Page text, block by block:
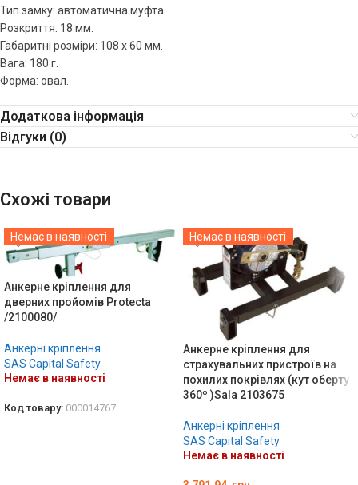
Тип замку: автоматична муфта.
Розкриття: 18 мм.
Габаритні розміри: 108 х 60 мм.
Вага: 180 г.
Форма: овал.
Додаткова інформація
Відгуки (0)
Схожі товари
Немає в наявності
Анкерне кріплення для
дверних пройомів Protecta
/2100080/
Анкерні кріплення
SAS Capital Safety
Немає в наявності
Код товару: 000014767
Немає в наявності
Анкерне кріплення для
страхувальних пристроїв на
похилих покрівлях (кут оберту
360º )Sala 2103675
Анкерні кріплення
SAS Capital Safety
Немає в наявності